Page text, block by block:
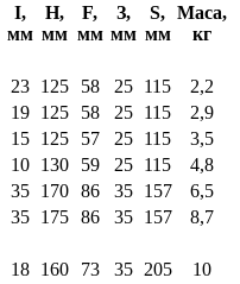
I,
мм
H,
мм
F,
мм
З,
мм
S,
мм
Маса,
кг
23 125 58 25 115
2,2
19 125 58 25 115
2,9
15 125 57 25 115
3,5
10 130 59 25 115
4,8
35 170 86 35 157
6,5
35 175 86 35 157
8,7
18 160 73 35 205
10